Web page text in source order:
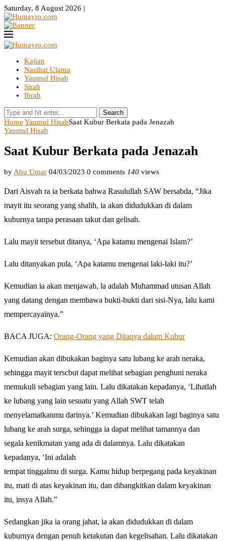
Saturday, 8 August 2026 |
Kajian
Nasihat Ulama
Yaumul Hisab
Sirah
Ibrah
Search
Home Yaumul HisabSaat Kubur Berkata pada Jenazah
Yaumul Hisab
Saat Kubur Berkata pada Jenazah
by Abu Umar 04/03/2023 0 comments 140 views
Dari Aisvah ra ia berkata bahwa Rasulullah SAW bersabda, “Jika
mayit itu seorang yang shalih, ia akan didudukkan di dalam
kuburnya tanpa perasaan takut dan gelisah.
Lalu mayit tersebut ditanya, ‘Apa katamu mengenai Islam?’
Lalu ditanyakan pula, ‘Apa katamu mengenai laki-laki itu?’
Kemudian ia akan menjawab, la adalah Muhammad utusan Allah
yang datang dengan membawa bukti-bukti dari sisi-Nya, lalu kami
mempercayainya.”
BACA JUGA: Orang-Orang yang Ditanya dalam Kubur
Kemudian akan dibukakan baginya satu lubang ke arah neraka,
sehingga mayit terscbut dapat melihat sebagian penghuni neraka
memukuli sebagian yang lain. Lalu dikatakan kepadanya, ‘Lihatlah
ke lubang yang lain sesuatu yang Allah SWT telah
menyelamatkanmu darinya.’ Kemudian dibukakan lagi baginya satu
lubang ke arah surga, sehingga ia dapat melihat tamannya dan
segala kenikmatan yang ada di dalamnya. Lalu dikatakan
kepadanya, ‘Ini adalah
tempat tinggalmu di surga. Kamu hidup berpegang pada keyakinan
itu, mati di atas keyakinan itu, dan dibangkitkan dalam keyakinan
itu, insya Allah.”
Sedangkan jika ia orang jahat, ia akan didudukkan di dalam
kuburnya dengan penuh ketakutan dan kegelisahan. Lalu dikatakan